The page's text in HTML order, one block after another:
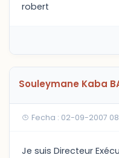
robert
Souleymane Kaba
Fecha : 02-09-2007
Je suis Directeur